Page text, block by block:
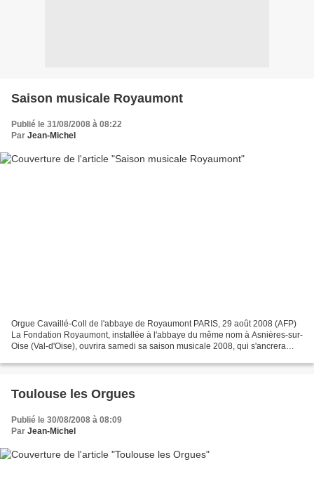
Saison musicale Royaumont
Publié le 31/08/2008 à 08:22
Par Jean-Michel
Orgue Cavaillé-Coll de l'abbaye de Royaumont PARIS, 29 août 2008 (AFP)
La Fondation Royaumont, installée à l'abbaye du même nom à Asnières-sur-
Oise (Val-d'Oise), ouvrira samedi sa saison musicale 2008, qui s'ancrera
Toulouse les Orgues
Publié le 30/08/2008 à 08:09
Par Jean-Michel